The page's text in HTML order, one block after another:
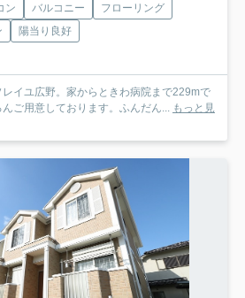
ン バルコニー
フローリング
陽当り良好
イユ広野。家からときわ病院まで229mで
ご用意しております。ふんだん...
もっと見